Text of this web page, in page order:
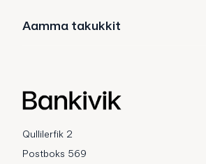
Aamma takukkit
Qullilerfik 2
Postboks 569